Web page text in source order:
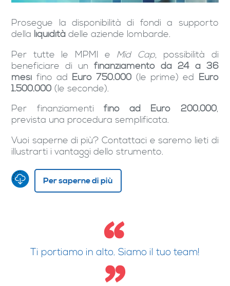
Prosegue la disponibilità di fondi a supporto
della liquiditàdelle aziende lombarde.
Per tutte le MPMI e Mid Cap, possibilità di
beneficiare di unfinanziamento da 24 a 36
mesi fino ad Euro 750.000 (le prime) ed Euro
1.500.000 (le seconde).
Per finanziamenti fino ad Euro 200.000,
prevista una procedura semplificata.
Vuoi saperne di più? Contattaci e saremo lieti di
illustrarti i vantaggi dello strumento.
Per saperne di più
Ti portiamo in alto. Siamo il tuo team!